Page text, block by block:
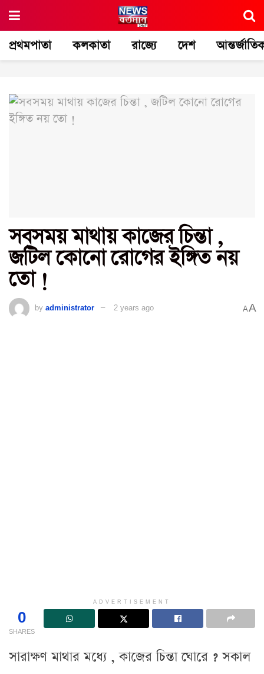
প্রথমপাতা কলকাতা রাজ্যে দেশ
সবসময় মাথায় কাজের চিন্তা ,
জটিল কোনো রোগের ইঙ্গিত নয়
তো !
by administrator 2 years ago AA
ADVERTISEMENT
0
SHARES
সারাক্ষণ মাথার মধ্যে , কাজের চিন্তা ঘোরে ? সকাল